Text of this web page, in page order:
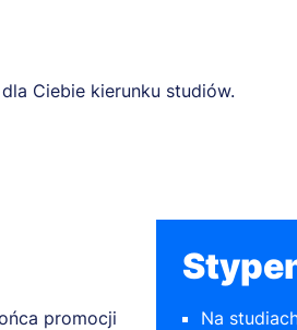
Ciebie kierunku studiów.
promocji
Na